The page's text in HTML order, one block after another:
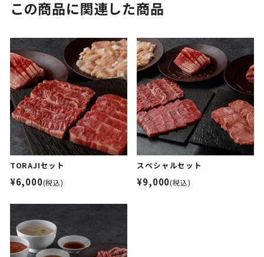
この商品に関連した商品
TORAJIセット
¥6,000(税込)
スペシャルセット
¥9,000(税込)